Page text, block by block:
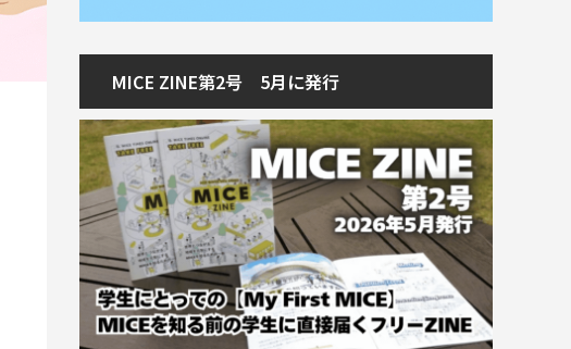
MICE ZINE第2号 5月に発行